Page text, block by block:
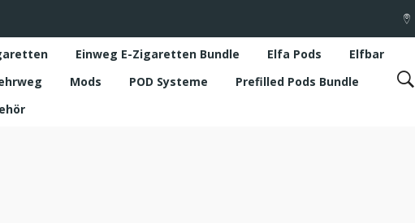
Einweg E-Zigaretten Bundle Elfa Pods
Elfbar
Mods POD Systeme
Prefilled Pods Bundle